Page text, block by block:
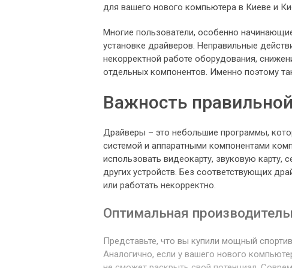
для вашего нового компьютера в Киеве и
Многие пользователи, особенно
установке драйверов. Неправильные
некорректной работе оборудования,
отдельных компонентов. Именно поэтому
Важность
Драйверы – это небольшие программы,
системой и аппаратными компонентами
использовать видеокарту, звуковую карту,
других устройств. Без соответствующих
или работать некорректно.
Оптимальная
Представьте, что вы купили мощный
Аналогично, если у вашего нового